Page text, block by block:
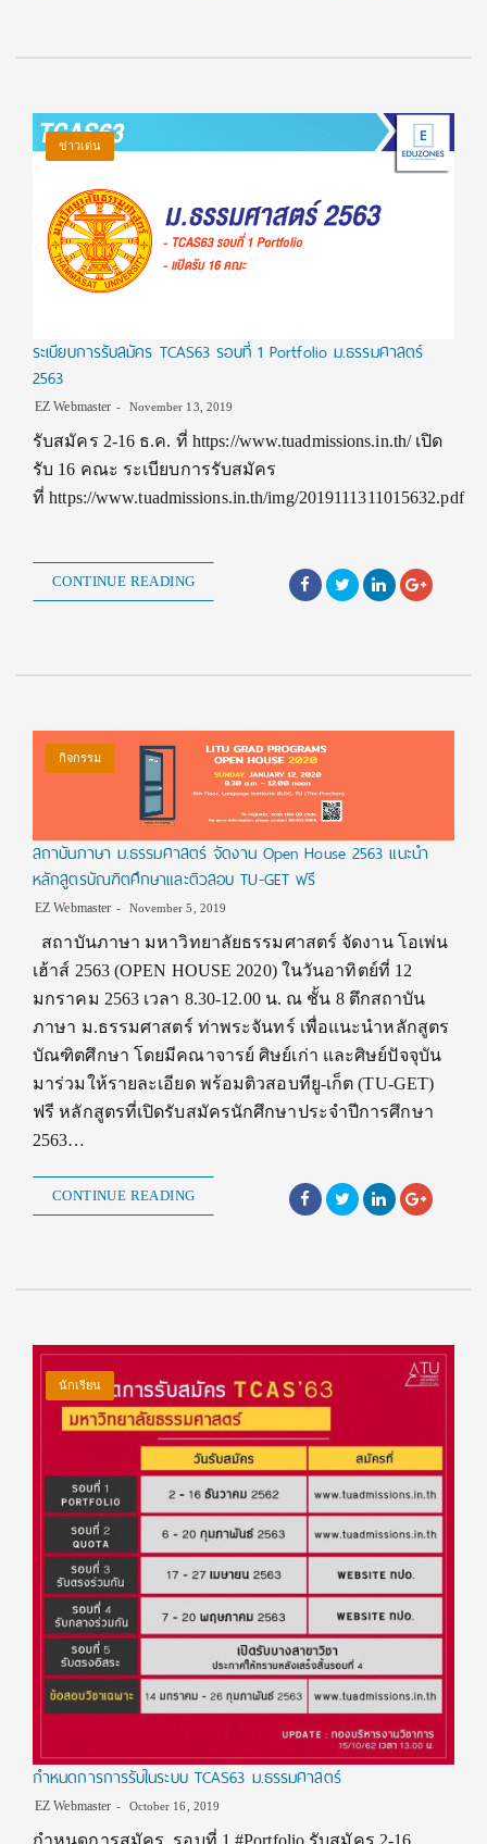
ข่าวเด่น
ระเบียบการรับสมัคร TCAS63 รอบที่ 1 Portfolio ม.ธรรมศาสตร์
2563
EZ Webmaster November 13, 2019
รับสมัคร 2-16 ธ.ค. ที่ https://www.tuadmissions.in.th/ เปิด
รับ 16 คณะ ระเบียบการรับสมัคร
ที่ https://www.tuadmissions.in.th/img/2019111311015632.pdf
CONTINUE READING
กิจกรรม
สถาบันภาษา ม.ธรรมศาสตร์ จัดงาน Open House 2563 แนะนำ
หลักสูตรบัณฑิตศึกษาและติวสอบ TU-GET ฟรี
EZ Webmaster November 5, 2019
สถาบันภาษา มหาวิทยาลัยธรรมศาสตร์ จัดงาน โอเพ่น
เฮ้าส์ 2563 (OPEN HOUSE 2020) ในวันอาทิตย์ที่ 12
มกราคม 2563 เวลา 8.30-12.00 น. ณ ชั้น 8 ตึกสถาบัน
ภาษา ม.ธรรมศาสตร์ ท่าพระจันทร์ เพื่อแนะนำหลักสูตร
บัณฑิตศึกษา โดยมีคณาจารย์ ศิษย์เก่า และศิษย์ปัจจุบัน
มาร่วมให้รายละเอียด พร้อมติวสอบทียู-เก็ต (TU-GET)
ฟรี หลักสูตรที่เปิดรับสมัครนักศึกษาประจำปีการศึกษา
2563…
CONTINUE READING
นักเรียน
กำหนดการการรับในระบบ TCAS63 ม.ธรรมศาสตร์
EZ Webmaster October 16, 2019
กำหนดการสมัคร รอบที่ 1 #Portfolio รับสมัคร 2-16